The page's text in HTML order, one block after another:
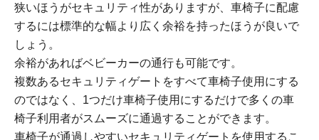
狭いほうがセキュリティ性がありますが、車椅子に配慮
するには標準的な幅より広く余裕を持ったほうが良いで
しょう。
余裕があればベビーカーの通行も可能です。
複数あるセキュリティゲートをすべて車椅子使用にする
のではなく、1つだけ車椅子使用にするだけで多くの車
椅子利用者がスムーズに通過することができます。
車椅子が通過しやすいセキュリティゲートを使用するこ